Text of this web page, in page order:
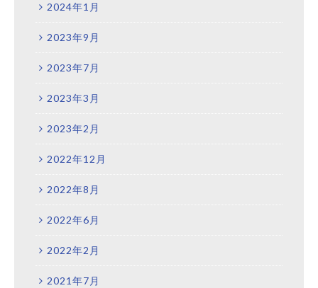
2024年1月
2023年9月
2023年7月
2023年3月
2023年2月
2022年12月
2022年8月
2022年6月
2022年2月
2021年7月